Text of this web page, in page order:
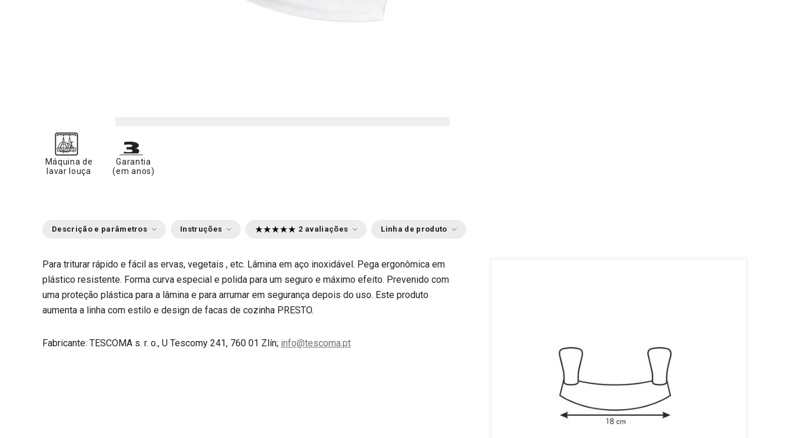
Máquina de
lavar louça
Garantia
(em anos)
Descrição e parâmetros Instruções 2 avaliações Linha de produto
Para triturar rápido e fácil as ervas, vegetais , etc. Lâmina em aço inoxidável. Pega ergonômica em
plástico resistente. Forma curva especial e polida para um seguro e máximo efeito. Prevenido com
uma proteção plástica para a lâmina e para arrumar em segurança depois do uso. Este produto
aumenta a linha com estilo e design de facas de cozinha PRESTO.
Fabricante: TESCOMA s. r. o., U Tescomy 241, 760 01 Zlín; info@tescoma.pt